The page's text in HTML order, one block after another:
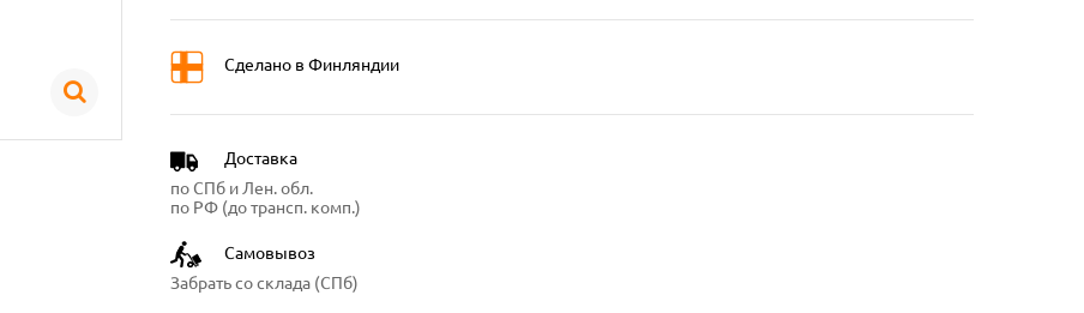
Сделано в Финляндии
Доставка
по СПб и Лен. обл.
по РФ (до трансп. комп.)
Самовывоз
Забрать со склада (СПб)